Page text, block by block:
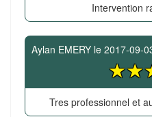
Intervention
Aylan EMERY le 2017-09-
Tres professionnel et